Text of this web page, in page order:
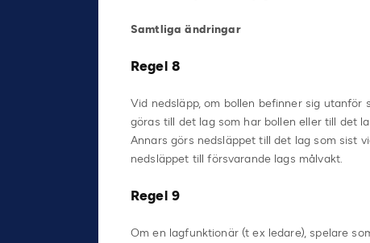
Samtliga ändringar
Regel 8
Vid nedsläpp, om bollen befinner sig
göras till det lag som har bollen eller till det
Annars görs nedsläppet till det lag som sist
nedsläppet till försvarande lags målvakt.
Regel 9
Om en lagfunktionär (t ex ledare), spelare